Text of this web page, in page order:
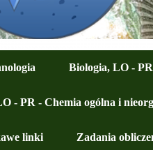
Biologia, LO -
- PR - Chemia ogólna i
linki Zadania